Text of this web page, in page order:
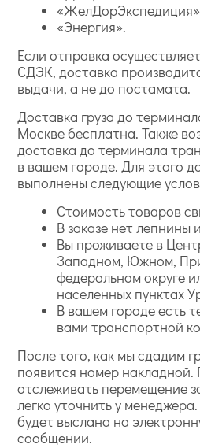
«Энергия».
Если отправка
СДЭК, доставка
выдачи, а не до постамата.
Доставка груза до
Москве бесплатна. Также
доставка до терминала
в вашем городе. Для этого
выполнены следующие
Стоимость товаров
В заказе нет лепнины
Вы проживаете в
Западном, Южном,
федеральном округе
населенных пунктах
В вашем городе есть
вами транспортной
После того, как мы сдадим
появится номер
отслеживать перемещение
легко уточнить у
будет выслана на
сообщении.